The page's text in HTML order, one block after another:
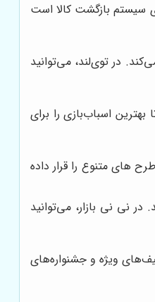
سیستم بازگشت کالا است
در توی‌لند، می‌توانید
اسباب‌بازی را برای
های متنوع را قرار داده
نی نی بازار، می‌توانید
ویژه و جشنواره‌های